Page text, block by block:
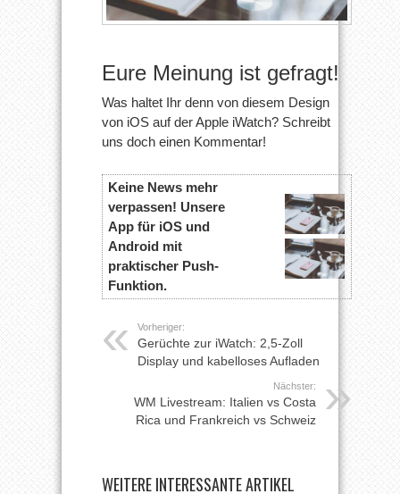
Eure Meinung ist gefragt!
Was haltet Ihr denn von diesem Design
von iOS auf der Apple iWatch? Schreibt
uns doch einen Kommentar!
Keine News mehr
verpassen! Unsere
App für iOS und
Android mit
praktischer Push-
Funktion.
Vorheriger:
Gerüchte zur iWatch: 2,5-Zoll
Display und kabelloses Aufladen
Nächster:
WM Livestream: Italien vs Costa
Rica und Frankreich vs Schweiz
WEITERE INTERESSANTE ARTIKEL